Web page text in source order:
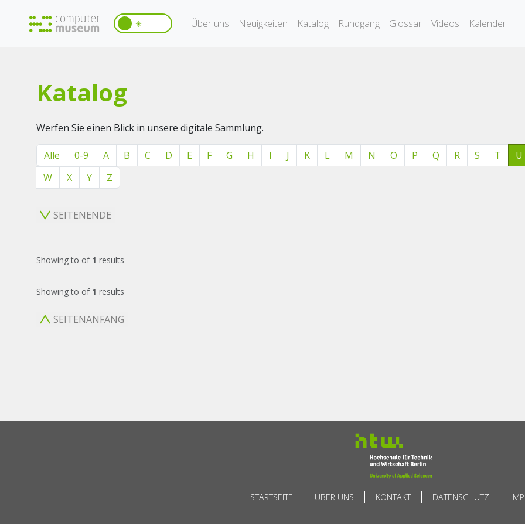
☀️ Über uns Neuigkeiten Katalog Rundgang Glossar Videos Kalender
Katalog
Werfen Sie einen Blick in unsere digitale Sammlung.
Alle 0-9 A B C D E F G H I J K L M N O P Q R S T U
W
X Y Z
SEITENENDE
Showingto of 1 results
Showingto of 1 results
SEITENANFANG
STARTSEITE ÜBER UNS KONTAKT DATENSCHUTZ